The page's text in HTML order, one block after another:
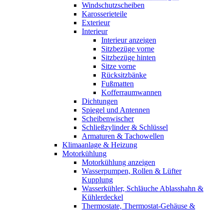
Windschutzscheiben
Karosserieteile
Exterieur
Interieur
Interieur anzeigen
Sitzbezüge vorne
Sitzbezüge hinten
Sitze vorne
Rücksitzbänke
Fußmatten
Kofferraumwannen
Dichtungen
Spiegel und Antennen
Scheibenwischer
Schließzylinder & Schlüssel
Armaturen & Tachowellen
Klimaanlage & Heizung
Motorkühlung
Motorkühlung anzeigen
Wasserpumpen, Rollen & Lüfter
Kupplung
Wasserkühler, Schläuche Ablasshahn &
Kühlerdeckel
Thermostate, Thermostat-Gehäuse &